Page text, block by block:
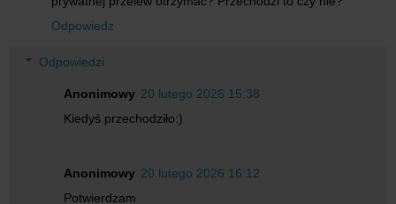
Odpowiedz
Odpowiedzi
Anonimowy 20 lutego 2026 15:38
Kiedyś przechodziło:)
Anonimowy 20 lutego 2026 16:12
Potwierdzam